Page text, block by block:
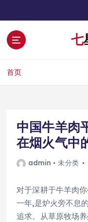
首页
中国牛羊肉
在烟火气中
admin 未分类
对于深耕于牛羊肉
一年,是炉火旁不息
追求。从草原牧场